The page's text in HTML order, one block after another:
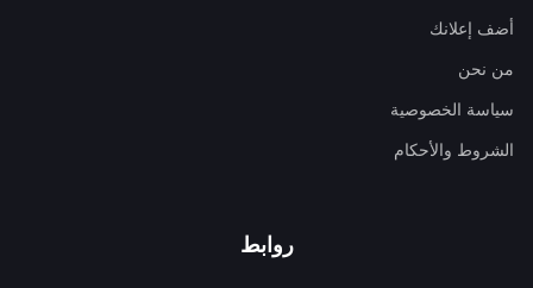
أضف إعلانك
من نحن
سياسة الخصوصية
الشروط والأحكام
روابط